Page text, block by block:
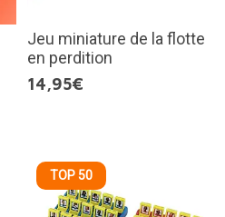
Jeu miniature de la flotte
en perdition
14,95€
TOP 50